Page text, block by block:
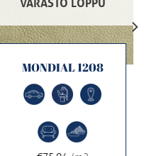
MONDIAL 1208